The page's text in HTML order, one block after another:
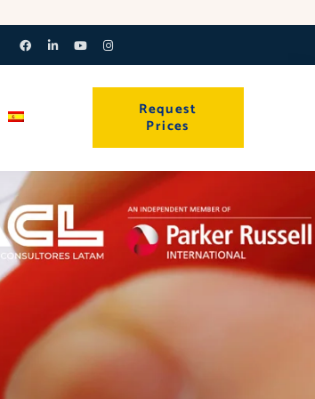
Facebook-
f
Linkedin-
in
YoutubeInstagram
Request
Prices